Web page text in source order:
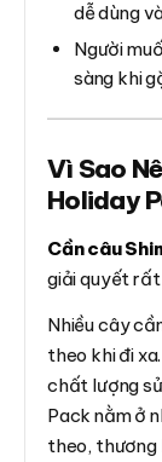
dễ dùng
Người
sàng khi
Vì Sao
Holiday
Cần câu
giải quyết
Nhiều cây
theo khi đi
chất lượng
Pack nằm ở
theo, thương